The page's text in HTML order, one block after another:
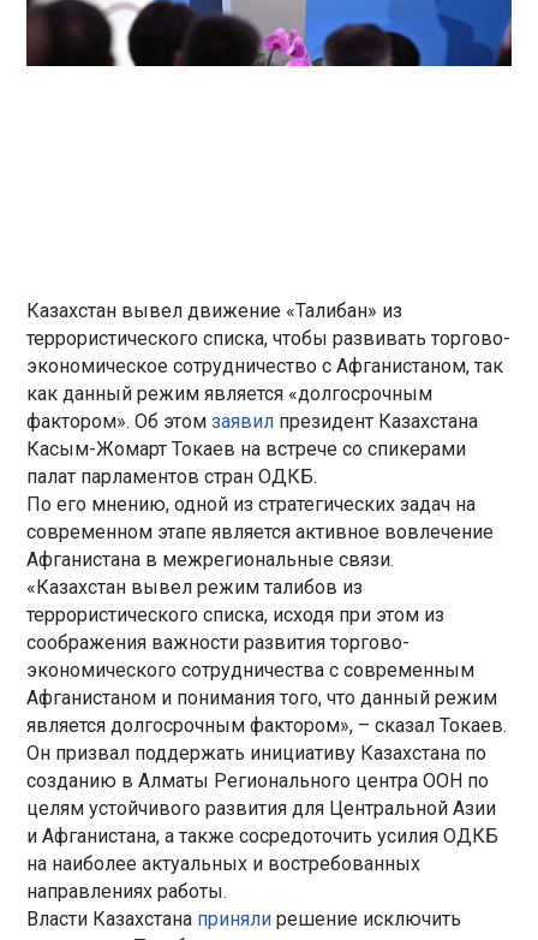
Казахстан вывел движение «Талибан» из
террористического списка, чтобы развивать торгово-
экономическое сотрудничество с Афганистаном, так
как данный режим является «долгосрочным
фактором». Об этомзаявил президент Казахстана
Касым-Жомарт Токаев на встрече со спикерами
палат парламентов стран ОДКБ.
По его мнению, одной из стратегических задач на
современном этапе является активное вовлечение
Афганистана в межрегиональные связи.
«Казахстан вывел режим талибов из
террористического списка, исходя при этом из
соображения важности развития торгово-
экономического сотрудничества с современным
Афганистаном и понимания того, что данный режим
является долгосрочным фактором», – сказал Токаев.
Он призвал поддержать инициативу Казахстана по
созданию в Алматы Регионального центра ООН по
целям устойчивого развития для Центральной Азии
и Афганистана, а также сосредоточить усилия ОДКБ
на наиболее актуальных и востребованных
направлениях работы.
Власти Казахстана принялирешение исключить